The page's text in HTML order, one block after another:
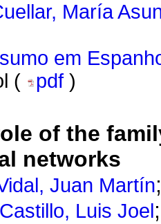
María
em
(
pdf )
of the
networks
Juan Martín
Luis Joel